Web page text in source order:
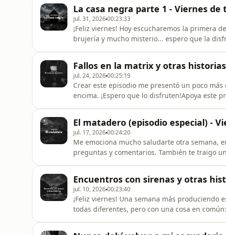
La casa negra parte 1 - Viernes de
jul. 31, 202600:23:33
¡Feliz viernes! Hoy escucharemos la primera
brujería y mucho misterio... espero que la
https://www.instagram.com/viernesdeterror/
Fallos en la matrix y otras
jul. 24, 202600:25:19
Crear este episodio me presentó un poco
encima. ¡Espero que lo disfruten!Apoya este
https://tiktok.com/
El matadero (episodio especial) -
jul. 17, 202600:24:20
Me emociona mucho saludarte otra semana,
preguntas y comentarios. También te traigo
https://www.instagram.com/eltrevinho/
Encuentros con sirenas y otras
jul. 10, 202600:23:40
¡Feliz viernes! Una semana más produciendo
todas diferentes, pero con una cosa en